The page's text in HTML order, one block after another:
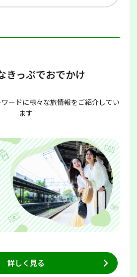
きっぷでおでかけ
ードに様々な旅情報をご紹介してい
ます
詳しく見る